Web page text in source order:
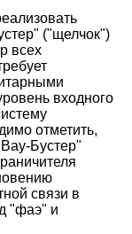
("щелчок")
всех
входного
отметить,
Бустер"
связи в
"фаэ" и